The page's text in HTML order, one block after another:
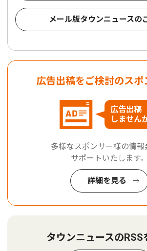
メール版タウンニュースの
広告出稿をご検討のスポ
広告出稿
しません
多様なスポンサー様の情報
サポートいたします。
詳細を見る
タウンニュースのRSS